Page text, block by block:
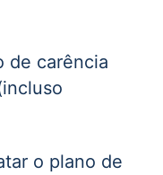
de carência
o plano de